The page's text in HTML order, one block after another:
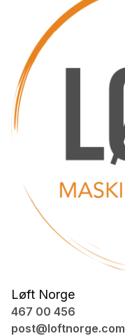
Løft Norge
467 00 456
post@loftnorge.com